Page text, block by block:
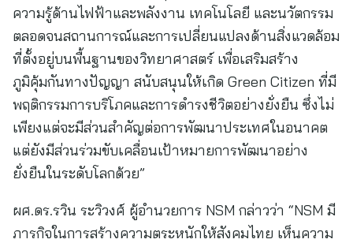
ความรู้ด้านไฟฟ้าและพลังงาน เทคโนโลยี และนวัตกรรม
ตลอดจนสถานการณ์และการเปลี่ยนแปลงด้านสิ่งแวดล้อม
ที่ตั้งอยู่บนพื้นฐานของวิทยาศาสตร์ เพื่อเสริมสร้าง
ภูมิคุ้มกันทางปัญญา สนับสนุนให้เกิด Green Citizen ที่มี
พฤติกรรมการบริโภคและการดำรงชีวิตอย่างยั่งยืน ซึ่งไม่
เพียงแต่จะมีส่วนสำคัญต่อการพัฒนาประเทศในอนาคต
แต่ยังมีส่วนร่วมขับเคลื่อนเป้าหมายการพัฒนาอย่าง
ยั่งยืนในระดับโลกด้วย”
ผศ.ดร.รวิน ระวิวงศ์ ผู้อำนวยการ NSM กล่าวว่า “NSM มี
ภารกิจในการสร้างความตระหนักให้สังคมไทย เห็นความ